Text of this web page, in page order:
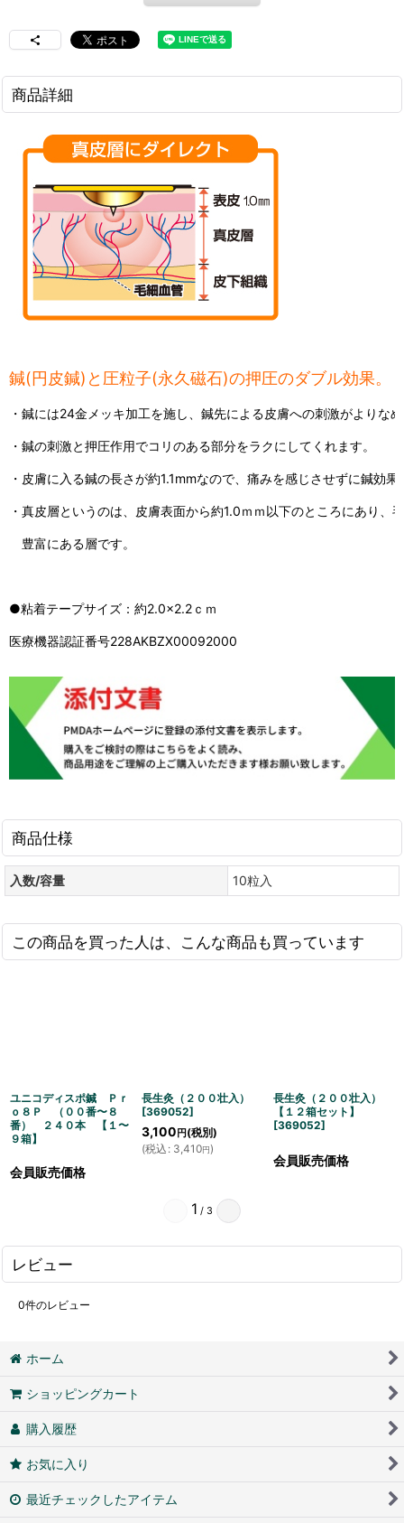
商品詳細
鍼(円皮鍼)と圧粒子(永久磁石)の押圧のダブル効果。
・鍼には24金メッキ加工を施し、鍼先による皮膚への刺激がよりな
・鍼の刺激と押圧作用でコリのある部分をラクにしてくれます。
・皮膚に入る鍼の長さが約1.1mmなので、痛みを感じさせずに鍼効
・真皮層というのは、皮膚表面から約1.0ｍｍ以下のところにあり、
豊富にある層です。
●粘着テープサイズ：約2.0×2.2ｃｍ
医療機器認証番号228AKBZX00092000
商品仕様
入数/容量 10粒入
この商品を買った人は、こんな商品も買っています
ユニコディスポ鍼 Ｐｒ
ｏ８Ｐ （００番〜８
番） ２４０本 【１〜
９箱】
会員販売価格
長生灸（２００壮入）
[369052]
3,100 円 (税別)
(税込 : 3,410円)
長生灸（２００壮入）
【１２箱セット】
[369052]
会員販売価格
1 / 3
レビュー
0件のレビュー
ホーム
ショッピングカート
購入履歴
お気に入り
最近チェックしたアイテム